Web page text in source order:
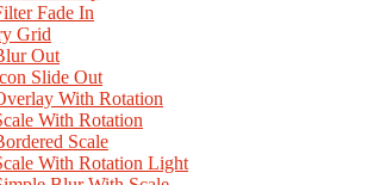
Fade In
Grid
Out
Slide Out
With Rotation
With Rotation
Scale
With Rotation Light